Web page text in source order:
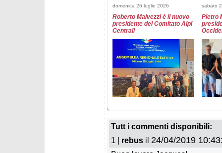
domenica 26 luglio 2026
Roberto Malvezzi è il nuovo
presidente del Comitato Alpi
Centrali
sabato
Pietro
ricevuto l'Ambrogino d'oro
Tutt i commenti disponibili:
1 | rebus il 24/04/2019